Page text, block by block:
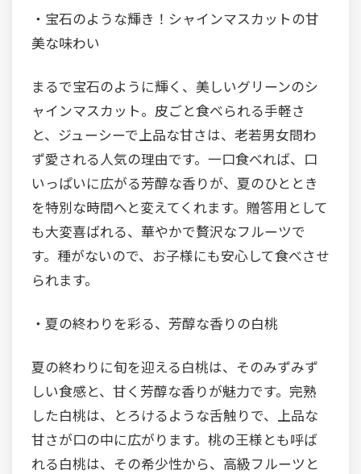
・宝石のような輝き！シャインマスカットの甘
美な味わい
まるで宝石のように輝く、美しいグリーンのシ
ャインマスカット。皮ごと食べられる手軽さ
と、ジューシーで上品な甘さは、老若男女問わ
ず愛される人気の理由です。一口食べれば、口
いっぱいに広がる芳醇な香りが、夏のひととき
を特別な時間へと変えてくれます。贈答用として
も大変喜ばれる、華やかで贅沢なフルーツで
す。種がないので、お子様にも安心して食べさせ
られます。
・夏の終わりを彩る、芳醇な香りの白桃
夏の終わりに旬を迎える白桃は、そのみずみず
しい食感と、甘く芳醇な香りが魅力です。完熟
した白桃は、とろけるような舌触りで、上品な
甘さが口の中に広がります。桃の王様とも呼ば
れる白桃は、その希少性から、高級フルーツと